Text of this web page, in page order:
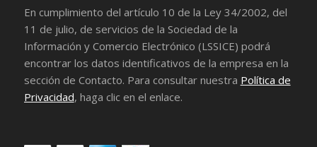
En cumplimiento del artículo 10 de la Ley 34/2002, del
11 de julio, de servicios de la Sociedad de la
Información y Comercio Electrónico (LSSICE) podrá
encontrar los datos identificativos de la empresa en la
sección de Contacto. Para consultar nuestra Política de
Privacidad, haga clic en el enlace.